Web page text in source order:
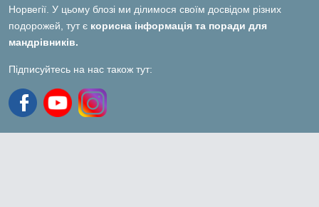
Норвегії. У цьому блозі ми ділимося своїм досвідом різних
подорожей, тут є корисна інформація та поради для
мандрівників.
Підписуйтесь на нас також тут: